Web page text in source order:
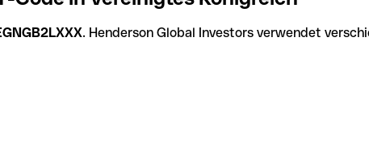
. Henderson Global Investors verwendet